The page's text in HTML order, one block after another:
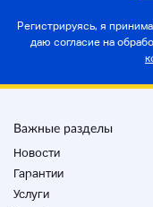
Регистрируясь, я
даю согласие на
Важные разделы
Новости
Гарантии
Услуги